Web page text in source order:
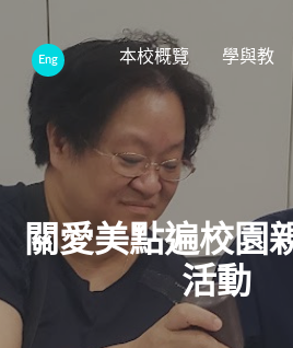
Eng 本校概覽 學與教
關愛美點遍校園
活動